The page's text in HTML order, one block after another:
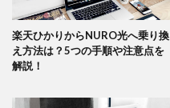
楽天ひかりからNURO光へ乗り換
え方法は？5つの手順や注意点を
解説！